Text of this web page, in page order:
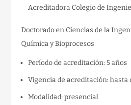
Acreditadora Colegio de
Doctorado en Ciencias de la
Química y Bioprocesos
Período de acreditación: 5 años
Vigencia de acreditación: hasta
Modalidad: presencial